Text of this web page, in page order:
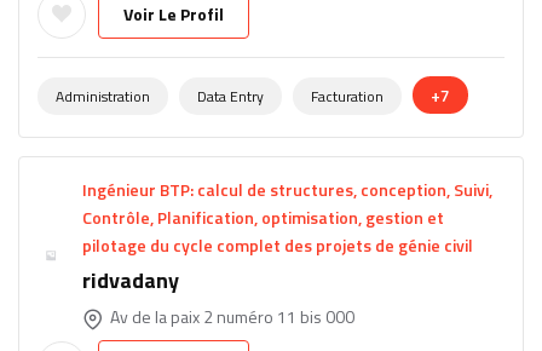
Voir Le Profil
Administration Data Entry Facturation +7
Ingénieur BTP: calcul de structures, conception, Suivi,
Contrôle, Planification, optimisation, gestion et
pilotage du cycle complet des projets de génie civil
ridvadany
Av de la paix 2 numéro 11 bis 000